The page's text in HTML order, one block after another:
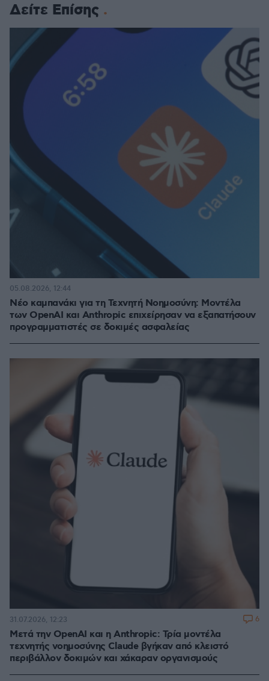
Δείτε Επίσης
Νέο καμπανάκι για τη Τεχνητή Νοημοσύνη: Μοντέλα
των OpenAI και Anthropic επιχείρησαν να εξαπατήσουν
προγραμματιστές σε δοκιμές ασφαλείας
05.08.2026, 12:44
Μετά την OpenAI και η Anthropic: Τρία μοντέλα
τεχνητής νοημοσύνης Claude βγήκαν από κλειστό
περιβάλλον δοκιμών και χάκαραν οργανισμούς
31.07.2026, 12:23 6